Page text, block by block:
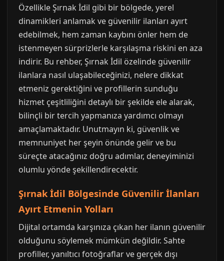
Özellikle Şırnak İdil gibi bir bölgede, yerel
dinamikleri anlamak ve güvenilir ilanları ayırt
edebilmek, hem zaman kaybını önler hem de
istenmeyen sürprizlerle karşılaşma riskini en aza
indirir. Bu rehber, Şırnak İdil özelinde güvenilir
ilanlara nasıl ulaşabileceğinizi, nelere dikkat
etmeniz gerektiğini ve profillerin sunduğu
hizmet çeşitliliğini detaylı bir şekilde ele alarak,
bilinçli bir tercih yapmanıza yardımcı olmayı
amaçlamaktadır. Unutmayın ki, güvenlik ve
memnuniyet her şeyin önünde gelir ve bu
süreçte atacağınız doğru adımlar, deneyiminizi
olumlu yönde şekillendirecektir.
Şırnak İdil Bölgesinde Güvenilir İlanları
Ayırt Etmenin Yolları
Dijital ortamda karşınıza çıkan her ilanın güvenilir
olduğunu söylemek mümkün değildir. Sahte
profiller, yanıltıcı fotoğraflar ve gerçek dışı